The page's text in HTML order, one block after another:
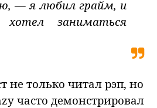
— я любил грайм, и
заниматься
не только читал рэп, но
часто демонстрировал